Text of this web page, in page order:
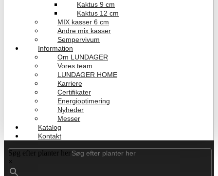
Kaktus 9 cm
Kaktus 12 cm
MIX kasser 6 cm
Andre mix kasser
Sempervivum
Information
Om LUNDAGER
Vores team
LUNDAGER HOME
Karriere
Certifikater
Energioptimering
Nyheder
Messer
Katalog
Kontakt
Søg efter planter her
×